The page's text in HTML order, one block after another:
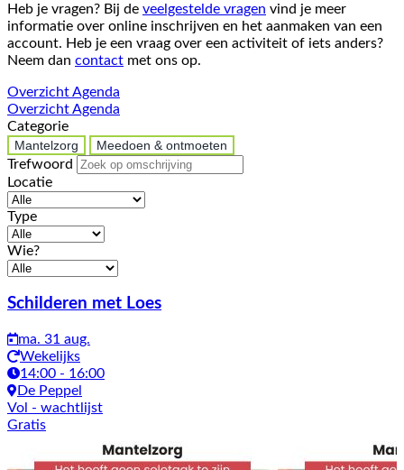
Heb je vragen? Bij de veelgestelde vragen vind je meer
informatie over online inschrijven en het aanmaken van een
account. Heb je een vraag over een activiteit of iets anders?
Neem dan contact met ons op.
OverzichtAgenda
OverzichtAgenda
Categorie
Mantelzorg
Meedoen & ontmoeten
Trefwoord
Locatie
Type
Wie?
Activiteiten
Schilderen met Loes
ma. 31 aug.
Wekelijks
14:00 - 16:00
De Peppel
Vol - wachtlijst
Gratis